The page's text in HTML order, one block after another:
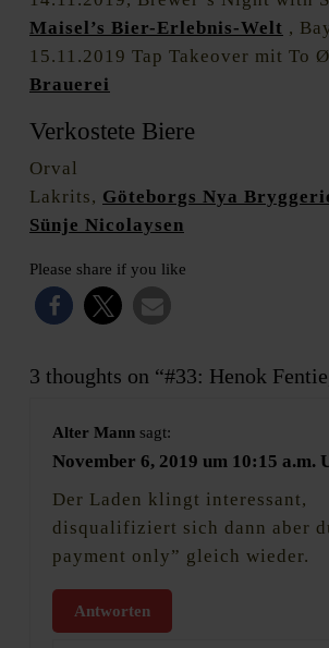
Maisel’s Bier-Erlebnis-Welt ,
15.11.2019 Tap Takeover mit To
Brauerei
Verkostete Biere
Orval
Lakrits, Göteborgs Nya
Sünje Nicolaysen
Please share if you like
3 thoughts on “#33: Henok
Alter Mann sagt:
November 6, 2019 um 10:15 a.m.
Der Laden klingt interessant,
disqualifiziert sich dann aber
payment only” gleich wieder.
Antworten